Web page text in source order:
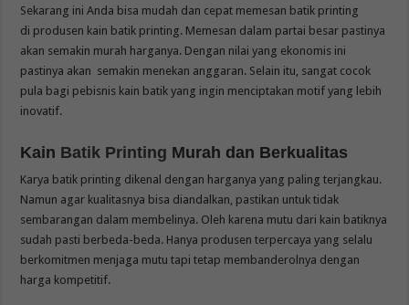
Sekarang ini Anda bisa mudah dan cepat memesan batik printing
di produsen kain batik printing. Memesan dalam partai besar pastinya
akan semakin murah harganya. Dengan nilai yang ekonomis ini
pastinya akan semakin menekan anggaran. Selain itu, sangat cocok
pula bagi pebisnis kain batik yang ingin menciptakan motif yang lebih
inovatif.
Kain Batik Printing Murah dan Berkualitas
Karya batik printing dikenal dengan harganya yang paling terjangkau.
Namun agar kualitasnya bisa diandalkan, pastikan untuk tidak
sembarangan dalam membelinya. Oleh karena mutu dari kain batiknya
sudah pasti berbeda-beda. Hanya produsen terpercaya yang selalu
berkomitmen menjaga mutu tapi tetap membanderolnya dengan
harga kompetitif.